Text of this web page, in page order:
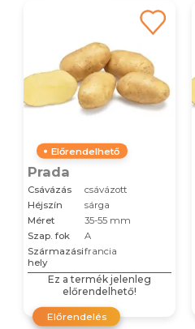
Előrendelhető
Prada
Csávázás
csávázott
Héjszín
sárga
Méret
35-55 mm
Szap. fok
A
Származási
hely
francia
Ez a termék jelenleg
előrendelhető!
Előrendelés